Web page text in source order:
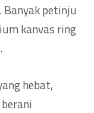
petinju
kanvas ring
hebat,